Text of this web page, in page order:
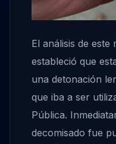
El análisis de este
estableció que
una detonación
que iba a ser
Pública.
decomisado fue